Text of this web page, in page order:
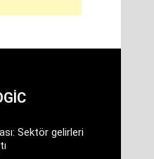
Sektör gelirleri